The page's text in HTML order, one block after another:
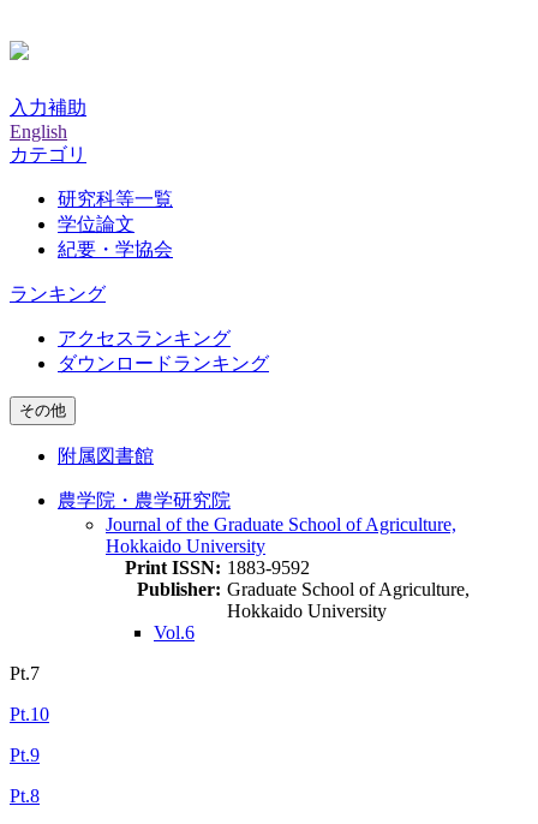
入力補助
English
カテゴリ
研究科等一覧
学位論文
紀要・学協会
ランキング
アクセスランキング
ダウンロードランキング
その他
附属図書館
農学院・農学研究院
Journal of the Graduate School of Agriculture,
Hokkaido University
Print ISSN: 1883-9592
Publisher: Graduate School of Agriculture,
Hokkaido University
Vol.6
Pt.7
Pt.10
Pt.9
Pt.8